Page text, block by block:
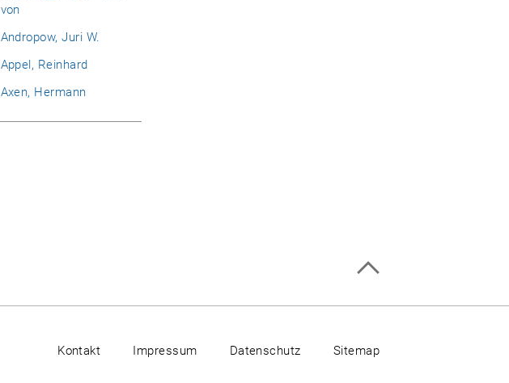
von
Andropow, Juri W.
Appel, Reinhard
Axen, Hermann
Kontakt Impressum Datenschutz Sitemap